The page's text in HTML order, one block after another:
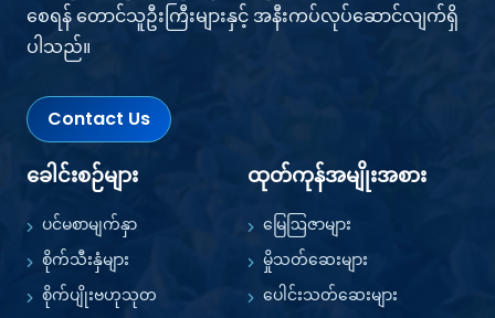
စေရန် တောင်သူဦးကြီးများနှင့် အနီးကပ်လုပ်ဆောင်လျက်ရှိ
ပါသည်။
Contact Us
ခေါင်းစဉ်များ
ပင်မစာမျက်နှာ
စိုက်သီးနှံများ
စိုက်ပျိုးဗဟုသုတ
ထုတ်ကုန်အမျိုးအစား
မြေဩဇာများ
မှိုသတ်ဆေးများ
ပေါင်းသတ်ဆေးများ